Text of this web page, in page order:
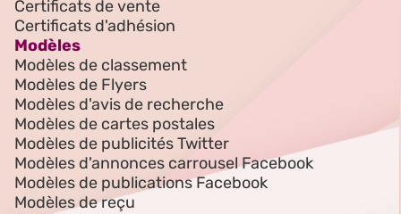
Certificats de vente
Certificats d'adhésion
Modèles
Modèles de classement
Modèles de Flyers
Modèles d'avis de recherche
Modèles de cartes postales
Modèles de publicités Twitter
Modèles d'annonces carrousel Facebook
Modèles de publications Facebook
Modèles de reçu